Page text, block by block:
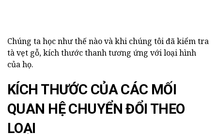
Chúng ta học như thế nào và khi chúng tôi đã kiểm tra
tà vẹt gỗ, kích thước thanh tương ứng với loại hình
của họ.
KÍCH THƯỚC CỦA CÁC MỐI
QUAN HỆ CHUYỂN ĐỔI THEO
LOẠI